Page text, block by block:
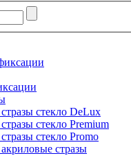
стекло DeLux
стекло Premium
стекло Promo
стразы